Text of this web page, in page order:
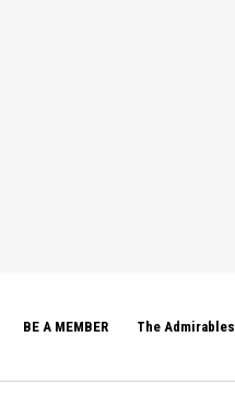
BE A MEMBER The Admirables